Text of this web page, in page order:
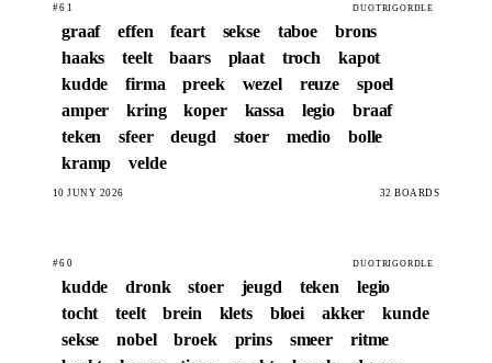
#61 DUOTRIGORDLE
graaf effen feart sekse taboe
brons
haaks
teelt baars plaat troch
kapot
kudde
firma preek wezel reuze
spoel
amper
kring koper kassa legio
braaf
teken
sfeer deugd stoer medio
bolle
kramp
velde
10 JUNY 2026 32 BOARDS
#60 DUOTRIGORDLE
kudde dronk stoer jeugd teken
legio
tocht
teelt brein klets bloei akker
kunde
sekse
nobel broek prins smeer
ritme